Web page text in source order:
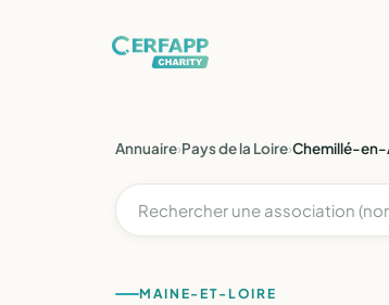
Annuaire›Pays de la Loire›Chemillé-en-
MAINE-ET-LOIRE